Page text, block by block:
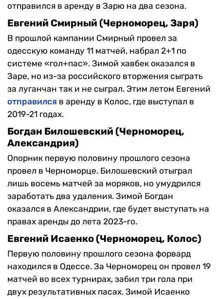
отправился в аренду в Зарю на два сезона.
Евгений Смирный (Черноморец, Заря)
В прошлой кампании Смирный провел за
одесскую команду 11 матчей, набрал 2+1 по
системе «гол+пас». Зимой хавбек оказался в
Заре, но из-за российского вторжения сыграть
за луганчан так и не сыграл. Этим летом Евгений
отправился в аренду в Колос, где выступал в
2019-21 годах.
Богдан Билошевский (Черноморец,
Александрия)
Опорник первую половину прошлого сезона
провел в Черноморце. Билошевский отыграл
лишь восемь матчей за моряков, но умудрился
заработать два удаления. Зимой Богдан
оказался в Александрии, где будет выступать на
правах аренды до лета 2023-го.
Евгений Исаенко (Черноморец, Колос)
Первую половину прошлого сезона форвард
находился в Одессе. За Черноморец он провел 19
матчей во всех турнирах, забил три гола при
двух результативных пасах. Зимой Исаенко